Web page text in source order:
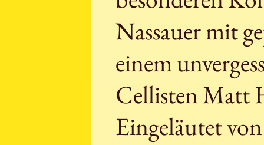
Nassauer mit
einem
Cellisten Matt
Eingeläutet